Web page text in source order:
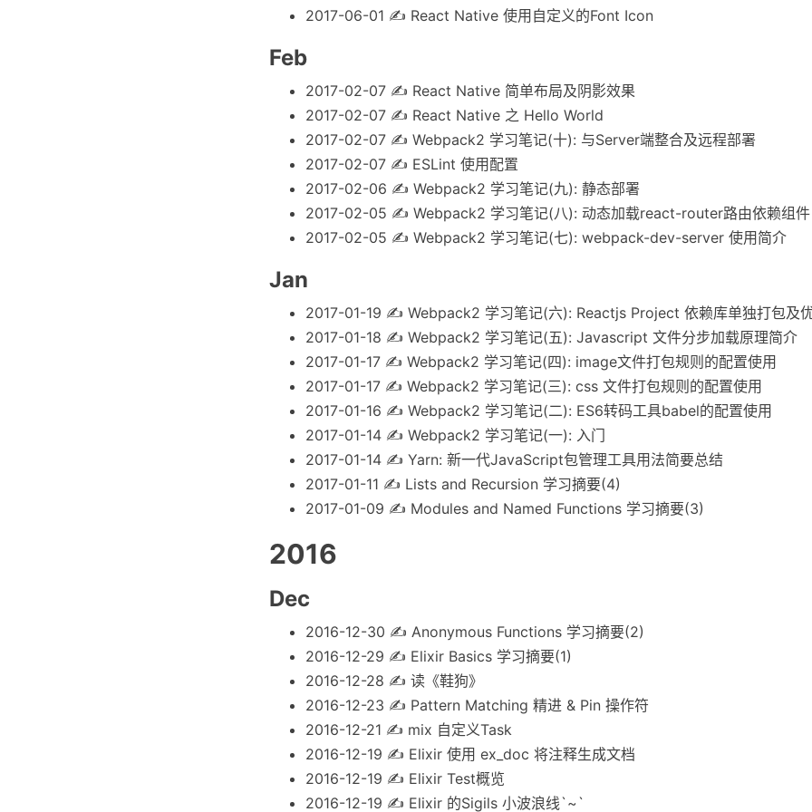
2017-06-01 ✍ React Native 使用自定义的Font Icon
Feb
2017-02-07 ✍ React Native 简单布局及阴影效果
2017-02-07 ✍ React Native 之 Hello World
2017-02-07 ✍ Webpack2 学习笔记(十): 与Server端整合及远程部署
2017-02-07 ✍ ESLint 使用配置
2017-02-06 ✍ Webpack2 学习笔记(九): 静态部署
2017-02-05 ✍ Webpack2 学习笔记(八): 动态加载react-router路由依赖组件
2017-02-05 ✍ Webpack2 学习笔记(七): webpack-dev-server 使用简介
Jan
2017-01-19 ✍ Webpack2 学习笔记(六): Reactjs Project 依赖库单独打包及
2017-01-18 ✍ Webpack2 学习笔记(五): Javascript 文件分步加载原理简介
2017-01-17 ✍ Webpack2 学习笔记(四): image文件打包规则的配置使用
2017-01-17 ✍ Webpack2 学习笔记(三): css 文件打包规则的配置使用
2017-01-16 ✍ Webpack2 学习笔记(二): ES6转码工具babel的配置使用
2017-01-14 ✍ Webpack2 学习笔记(一): 入门
2017-01-14 ✍ Yarn: 新一代JavaScript包管理工具用法简要总结
2017-01-11 ✍ Lists and Recursion 学习摘要(4)
2017-01-09 ✍ Modules and Named Functions 学习摘要(3)
2016
Dec
2016-12-30 ✍ Anonymous Functions 学习摘要(2)
2016-12-29 ✍ Elixir Basics 学习摘要(1)
2016-12-28 ✍ 读《鞋狗》
2016-12-23 ✍ Pattern Matching 精进 & Pin 操作符
2016-12-21 ✍ mix 自定义Task
2016-12-19 ✍ Elixir 使用 ex_doc 将注释生成文档
2016-12-19 ✍ Elixir Test概览
2016-12-19 ✍ Elixir 的Sigils 小波浪线`~`